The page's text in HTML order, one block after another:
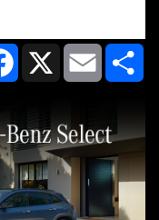
Facebook X Email